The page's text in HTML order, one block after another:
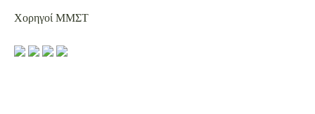
Χορηγοί ΜΜΣΤ